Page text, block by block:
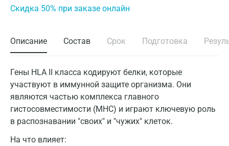
Cкидка 50% при заказе онлайн
Описание Состав Срок Подготовка
Гены HLA II класса кодируют белки, которые
участвуют в иммунной защите организма. Они
являются частью комплекса главного
гистосовместимости (MHC) и играют ключевую роль
в распознавании "своих" и "чужих" клеток.
На что влияет: